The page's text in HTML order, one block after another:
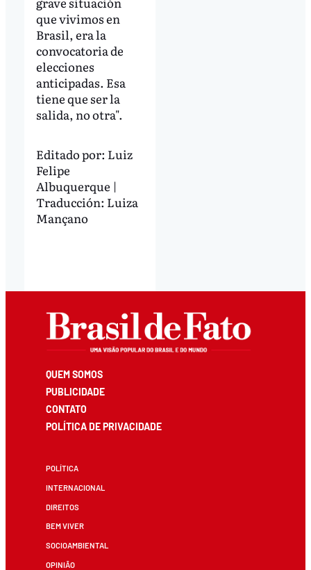
que vivimos en
Brasil, era la
convocatoria de
elecciones
anticipadas. Esa
tiene que ser la
salida, no otra".
Editado por: Luiz
Felipe
Albuquerque |
Traducción: Luiza
Mançano
QUEM SOMOS
PUBLICIDADE
CONTATO
POLÍTICA DE PRIVACIDADE
POLÍTICA
INTERNACIONAL
DIREITOS
BEM VIVER
SOCIOAMBIENTAL
OPINIÃO